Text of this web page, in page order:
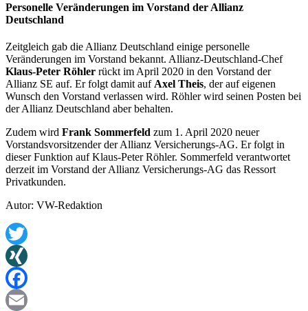
Personelle Veränderungen im Vorstand der Allianz
Deutschland
Zeitgleich gab die Allianz Deutschland einige personelle
Veränderungen im Vorstand bekannt. Allianz-Deutschland-Chef
Klaus-Peter Röhler rückt im April 2020 in den Vorstand der
Allianz SE auf. Er folgt damit auf Axel Theis, der auf eigenen
Wunsch den Vorstand verlassen wird. Röhler wird seinen Posten bei
der Allianz Deutschland aber behalten.
Zudem wird Frank Sommerfeld zum 1. April 2020 neuer
Vorstandsvorsitzender der Allianz Versicherungs-AG. Er folgt in
dieser Funktion auf Klaus-Peter Röhler. Sommerfeld verantwortet
derzeit im Vorstand der Allianz Versicherungs-AG das Ressort
Privatkunden.
Autor: VW-Redaktion
Twitter
XING
Facebook